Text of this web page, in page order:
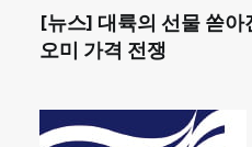
[뉴스] 대륙의 선물 쏟
오미 가격 전쟁